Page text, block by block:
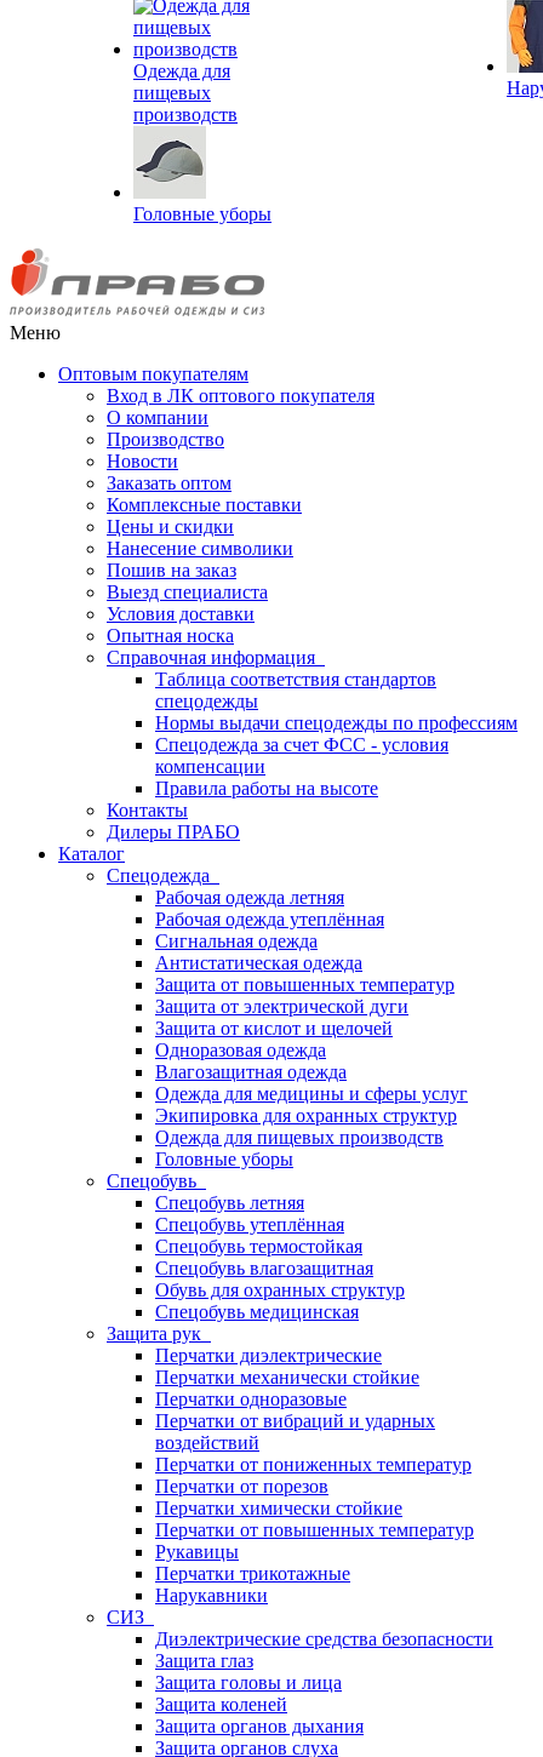
Одежда для
пищевых
производств
Головные уборы
Меню
Оптовым покупателям
Вход в ЛК оптового покупателя
О компании
Производство
Новости
Заказать оптом
Комплексные поставки
Цены и скидки
Нанесение символики
Пошив на заказ
Выезд специалиста
Условия доставки
Опытная носка
Справочная информация
Таблица соответствия стандартов
спецодежды
Нормы выдачи спецодежды по профессиям
Спецодежда за счет ФСС - условия
компенсации
Правила работы на высоте
Контакты
Дилеры ПРАБО
Каталог
Спецодежда
Рабочая одежда летняя
Рабочая одежда утеплённая
Сигнальная одежда
Антистатическая одежда
Защита от повышенных температур
Защита от электрической дуги
Защита от кислот и щелочей
Одноразовая одежда
Влагозащитная одежда
Одежда для медицины и сферы услуг
Экипировка для охранных структур
Одежда для пищевых производств
Головные уборы
Спецобувь
Спецобувь летняя
Спецобувь утеплённая
Спецобувь термостойкая
Спецобувь влагозащитная
Обувь для охранных структур
Спецобувь медицинская
Защита рук
Перчатки диэлектрические
Перчатки механически стойкие
Перчатки одноразовые
Перчатки от вибраций и ударных
воздействий
Перчатки от пониженных температур
Перчатки от порезов
Перчатки химически стойкие
Перчатки от повышенных температур
Рукавицы
Перчатки трикотажные
Нарукавники
СИЗ
Диэлектрические средства безопасности
Защита глаз
Защита головы и лица
Защита коленей
Защита органов дыхания
Защита органов слуха